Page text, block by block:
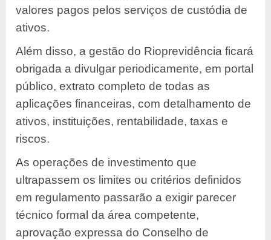
valores pagos pelos serviços de custódia de
ativos.
Além disso, a gestão do Rioprevidência ficará
obrigada a divulgar periodicamente, em portal
público, extrato completo de todas as
aplicações financeiras, com detalhamento de
ativos, instituições, rentabilidade, taxas e
riscos.
As operações de investimento que
ultrapassem os limites ou critérios definidos
em regulamento passarão a exigir parecer
técnico formal da área competente,
aprovação expressa do Conselho de